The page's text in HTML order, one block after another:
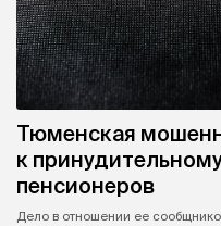
Тюменская
к
пенсионеров
Дело в отношении ее